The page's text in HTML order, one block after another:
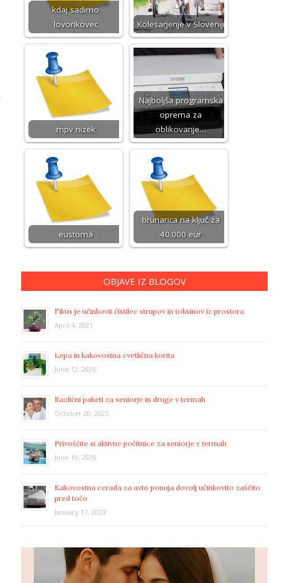
kdaj sadimo
lovorikovec
Kolesarjenje v Sloveniji
mpv nizek
Najboljša programska
oprema za
oblikovanje…
eustoma
brunarica na ključ za
40.000 eur
OBJAVE IZ BLOGOV
Fikus je učinkovit čistilec strupov in toksinov iz prostora
April 4, 2021
Lepa in kakovostna cvetlična korita
June 12, 2026
Različni paketi za seniorje in druge v termah
October 20, 2025
Privoščite si aktivne počitnice za seniorje v termah
June 19, 2026
Kakovostna cerada za avto ponuja dovolj učinkovito zaščito
pred točo
January 17, 2023